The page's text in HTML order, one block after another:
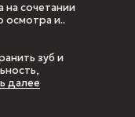
на сочетании
осмотра и..
зуб и
далее